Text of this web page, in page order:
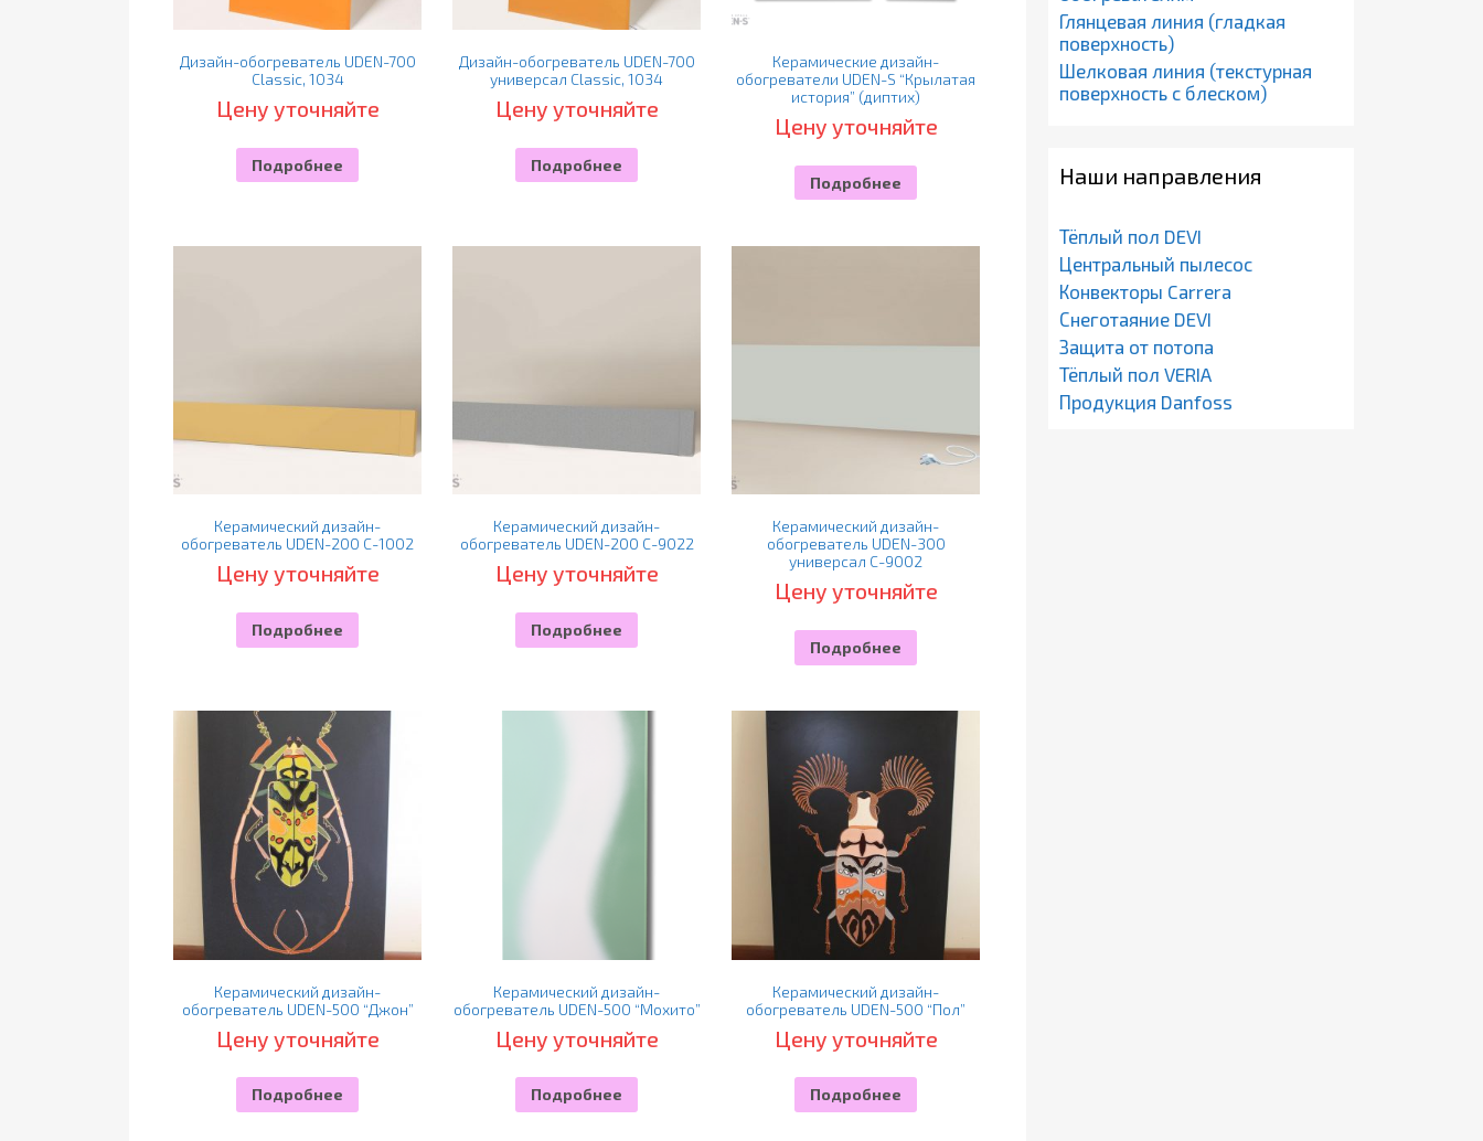
Дизайн-обогреватель UDEN-700
Classic, 1034
Цену уточняйте
Подробнее
Дизайн-обогреватель UDEN-700
универсал Classic, 1034
Цену уточняйте
Подробнее
Керамические дизайн-
обогреватели UDEN-S “Крылатая
история” (диптих)
Цену уточняйте
Подробнее
Керамический дизайн-
обогреватель UDEN-200 С-1002
Цену уточняйте
Подробнее
Керамический дизайн-
обогреватель UDEN-200 С-9022
Цену уточняйте
Подробнее
Керамический дизайн-
обогреватель UDEN-300
универсал С-9002
Цену уточняйте
Подробнее
Керамический дизайн-
обогреватель UDEN-500 “Джон”
Цену уточняйте
Подробнее
Керамический дизайн-
обогреватель UDEN-500 “Мохито”
Цену уточняйте
Подробнее
Керамический дизайн-
обогреватель UDEN-500 “Пол”
Цену уточняйте
Подробнее
Глянцевая линия (гладкая
поверхность)
Шелковая линия (текстурная
поверхность с блеском)
Наши направления
Тёплый пол DEVI
Центральный пылесос
Конвекторы Carrera
Снеготаяние DEVI
Защита от потопа
Тёплый пол VERIA
Продукция Danfoss